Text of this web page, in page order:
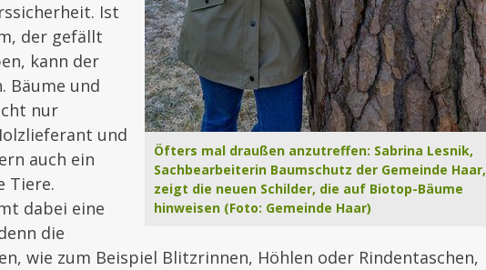
Öfters mal draußen anzutreffen: Sabrina Lesnik,
Sachbearbeiterin Baumschutz der Gemeinde Haar,
zeigt die neuen Schilder, die auf Biotop-Bäume
hinweisen (Foto: Gemeinde Haar)
Ist
der gefällt
kann der
Bäume und
nur
und
auch ein
Tiere.
dabei eine
die
wie zum Beispiel Blitzrinnen, Höhlen oder Rindentaschen,